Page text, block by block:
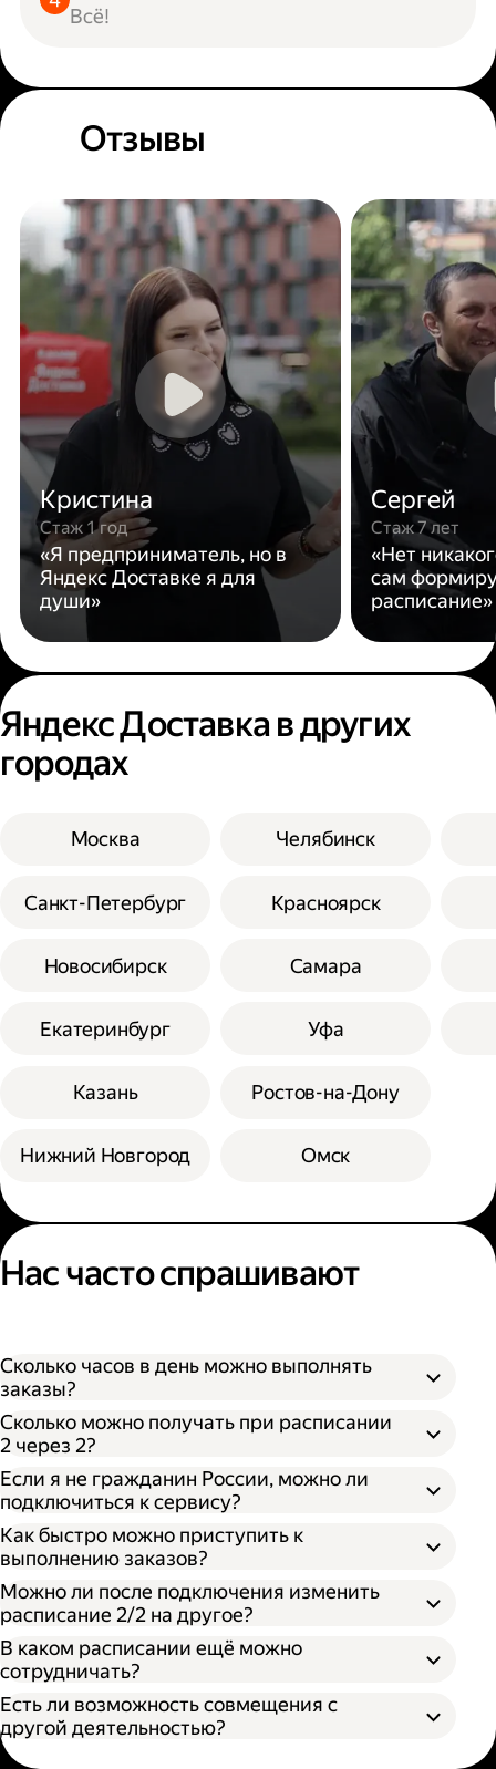
Всё!
Отзывы
Кристина
Стаж 1 год
«Я предприниматель, но в
Яндекс Доставке я для
души»
Сергей
Стаж 7 лет
«Нет
сам
расписание»
Яндекс Доставка в других
городах
Москва
Санкт-Петербург
Новосибирск
Екатеринбург
Казань
Нижний Новгород
Челябинск
Красноярск
Самара
Уфа
Ростов-на-Дону
Омск
Нас часто спрашивают
Сколько часов в день можно выполнять
заказы?
Сколько можно получать при расписании
2 через 2?
Если я не гражданин России, можно ли
подключиться к сервису?
Как быстро можно приступить к
выполнению заказов?
Можно ли после подключения изменить
расписание 2/2 на другое?
В каком расписании ещё можно
сотрудничать?
Есть ли возможность совмещения с
другой деятельностью?